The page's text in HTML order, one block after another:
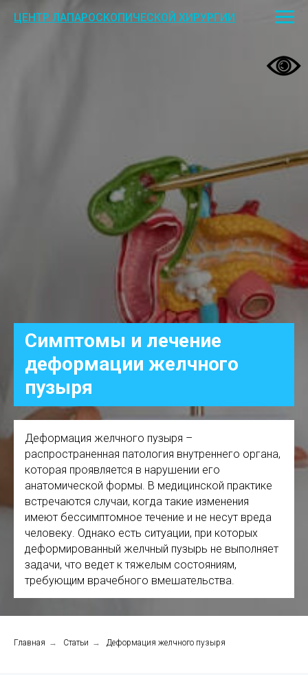
ЦЕНТР ЛАПАРОСКОПИЧЕСКОЙ ХИРУРГИИ
Симптомы и лечение
деформации желчного
пузыря
Деформация желчного пузыря –
распространенная патология внутреннего органа,
которая проявляется в нарушении его
анатомической формы. В медицинской практике
встречаются случаи, когда такие изменения
имеют бессимптомное течение и не несут вреда
человеку. Однако есть ситуации, при которых
деформированный желчный пузырь не выполняет
задачи, что ведет к тяжелым состояниям,
требующим врачебного вмешательства.
Главная → Статьи → Деформация желчного пузыря